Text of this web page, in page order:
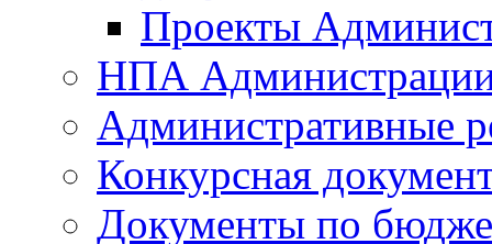
Проекты
НПА
Административные
Конкурсная
Документы по